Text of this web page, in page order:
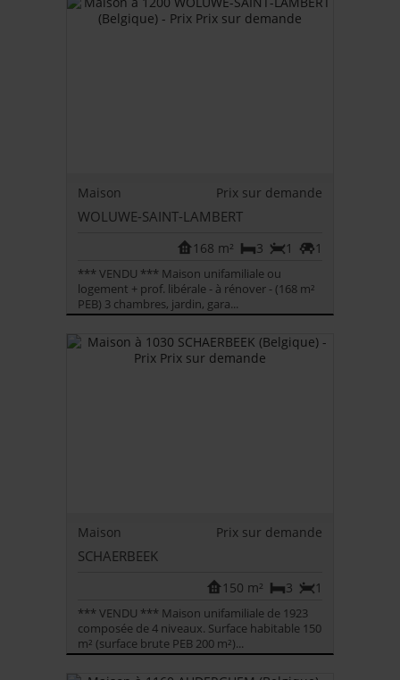
Maison Prix sur demande
WOLUWE-SAINT-LAMBERT
1
1
3
168 m²
*** VENDU *** Maison unifamiliale ou
logement + prof. libérale - à rénover - (168 m²
PEB) 3 chambres, jardin, gara...
Maison Prix sur demande
SCHAERBEEK
1
3
150 m²
*** VENDU *** Maison unifamiliale de 1923
composée de 4 niveaux. Surface habitable 150
m² (surface brute PEB 200 m²)...